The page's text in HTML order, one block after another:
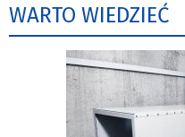
WARTO WIEDZIEĆ